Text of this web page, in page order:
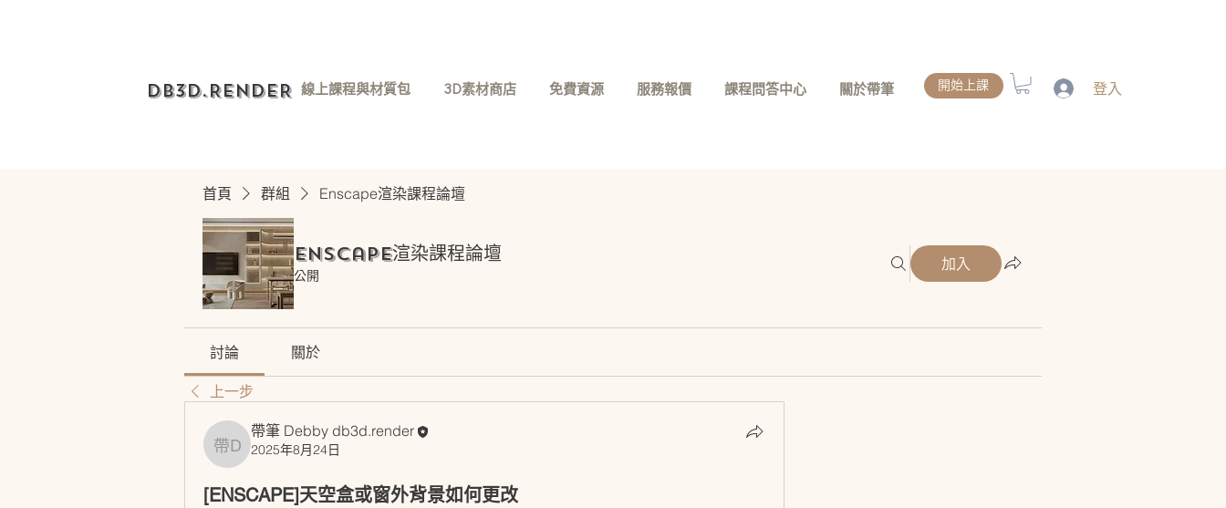
DB3D.RENDER 線上課程與材質包 3D素材商店 免費資源 服務報價 課程問答中心 關於帶筆 開始上課 登入
首頁 群組 Enscape渲染課程論壇
Enscape渲染課程論壇
公開
加入
討論 關於
上一步
帶筆 Debby db3d.render
帶筆 Debby db3d.render
2025年8月24日
[ENSCAPE]天空盒或窗外背景如何更改